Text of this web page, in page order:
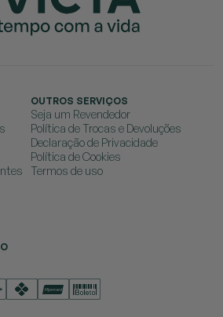
OUTROS SERVIÇOS
Seja um Revendedor
Política de Trocas e Devoluções
Declaração de Privacidade
Política de Cookies
Termos de uso